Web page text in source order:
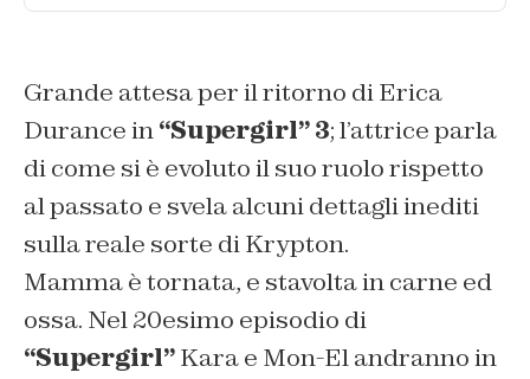
Grande attesa per il ritorno di Erica
Durance in“Supergirl” 3; l’attrice parla
di come si è evoluto il suo ruolo rispetto
al passato e svela alcuni dettagli inediti
sulla reale sorte di Krypton.
Mamma è tornata, e stavolta in carne ed
ossa. Nel 20esimo episodio di
“Supergirl”Kara e Mon-El andranno in